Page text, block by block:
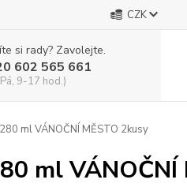
CZK
si rady? Zavolejte.
602 565 661
9-17 hod.)
ml VÁNOČNÍ MĚSTO 2kusy
ml VÁNOČNÍ